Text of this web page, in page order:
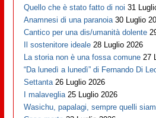
Quello che è stato fatto di noi 31
Anamnesi di una paranoia 30 Luglio
Cantico per una dis/umanità dolente
Il sostenitore ideale 28 Luglio 2026
La storia non è una fossa comune 27
“Da lunedì a lunedì” di Fernando Di
Settanta 26 Luglio 2026
I malaveglia 25 Luglio 2026
Wasichu, papalagi, sempre quelli